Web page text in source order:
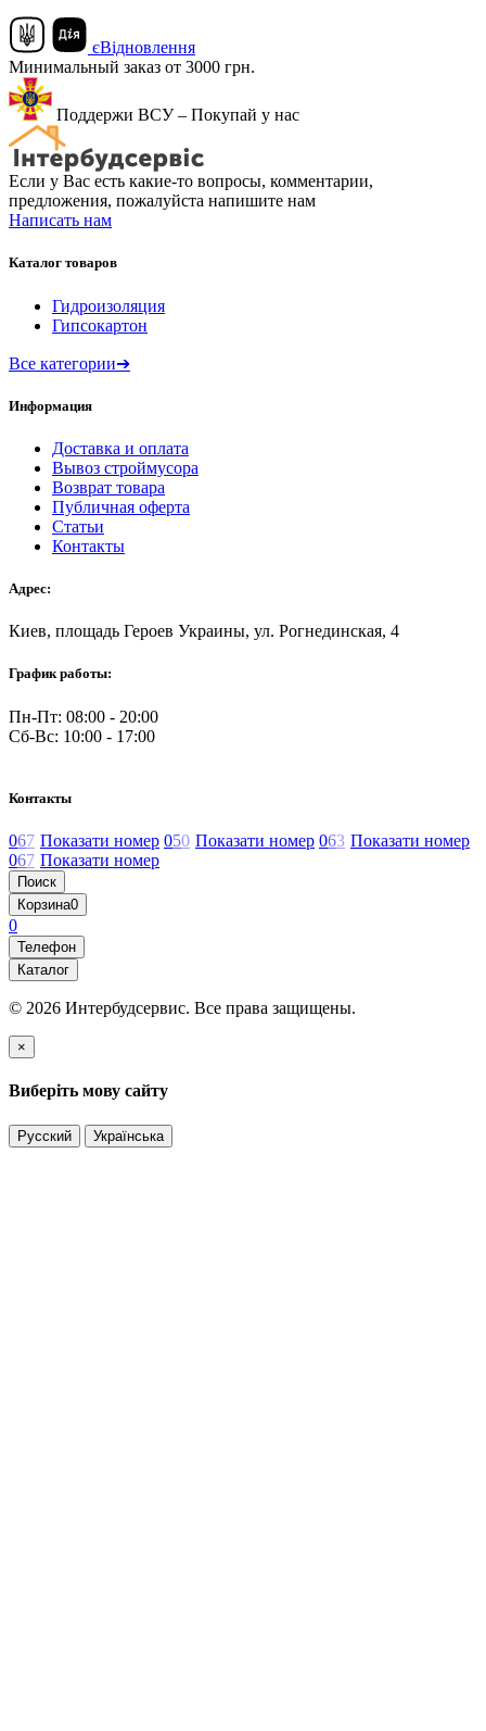
єВідновлення
Минимальный заказ от 3000 грн.
Поддержи ВСУ – Покупай у нас
Если у Вас есть какие-то вопросы, комментарии,
предложения, пожалуйста напишите нам
Написать нам
Каталог товаров
Гидроизоляция
Гипсокартон
Все категории➔
Информация
Доставка и оплата
Вывоз строймусора
Возврат товара
Публичная оферта
Статьи
Контакты
Адрес:
Киев, площадь Героев Украины, ул. Рогнединская, 4
График работы:
Пн-Пт: 08:00 - 20:00
Сб-Вс: 10:00 - 17:00
Контакты
067 Показати номер 050 Показати номер 063 Показати номер
067 Показати номер
Поиск
Корзина0
0
Телефон
Каталог
© 2026 Интербудсервис. Все права защищены.
×
Виберіть мову сайту
Русский Українська